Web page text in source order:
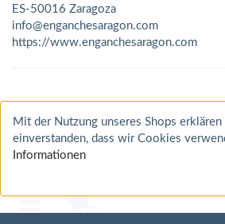
ES-50016 Zaragoza
info@enganchesaragon.com
https://www.enganchesaragon.com
Mit der Nutzung unseres Shops erklären
einverstanden, dass wir Cookies
Informationen